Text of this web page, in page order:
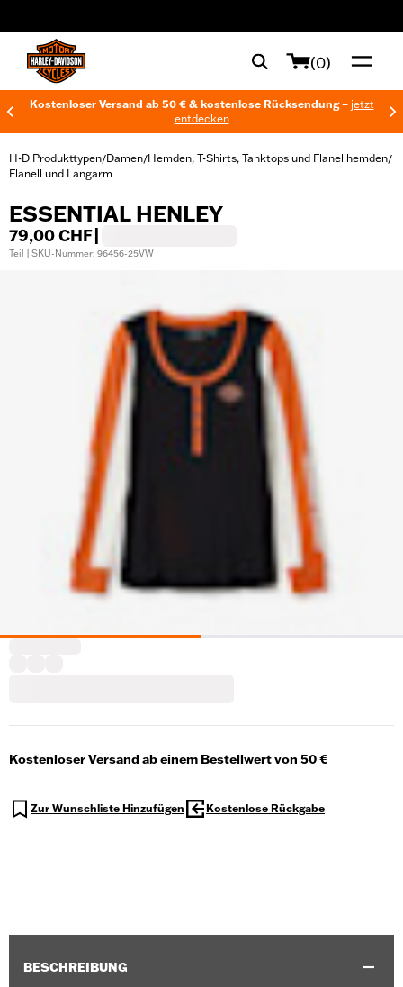
(0)
Kostenloser Versand ab 50 € & kostenlose Rücksendung – jetzt
entdecken
H-D Produkttypen/Damen/Hemden, T-Shirts, Tanktops und Flanellhemden/
Flanell und Langarm
ESSENTIAL HENLEY
79,00 CHF
Teil | SKU-Nummer: 96456-25VW
Kostenloser Versand ab einem Bestellwert von 50 €
Zur Wunschliste Hinzufügen Kostenlose Rückgabe
BESCHREIBUNG